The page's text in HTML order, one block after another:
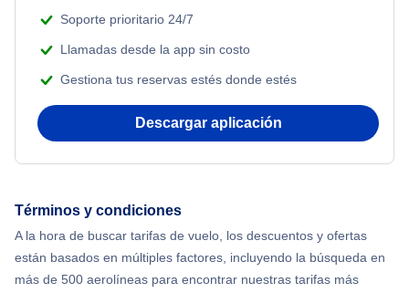
Flights from Nueva York to Mumbai
Flights from Shanghai to Nueva York
Flights from Nueva York to Hong Kong
Soporte prioritario 24/7
Llamadas desde la app sin costo
Gestiona tus reservas estés donde estés
Descargar aplicación
Términos y condiciones
A la hora de buscar tarifas de vuelo, los descuentos y ofertas
están basados en múltiples factores, incluyendo la búsqueda en
más de 500 aerolíneas para encontrar nuestras tarifas más